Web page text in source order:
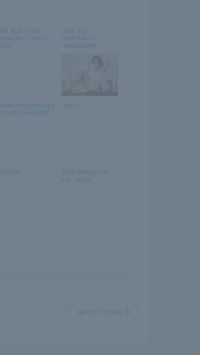
Mii Kurii / First
Gravure / Gallery
002
Mimi egy
nádfotelben
rosszalkodik
Anna megmozgatja
minden porcikáját
Noémi
Veselin Zelda leveszi kis
kék ruháját
Minttu Virtanen